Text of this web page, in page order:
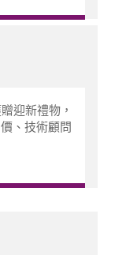
迎新禮物，
、技術顧問